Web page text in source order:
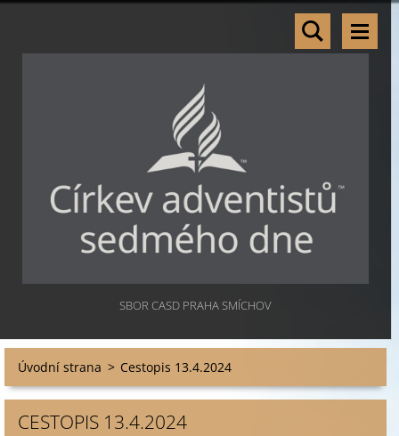
SBOR CASD PRAHA SMÍCHOV
Úvodní strana > Cestopis 13.4.2024
CESTOPIS 13.4.2024